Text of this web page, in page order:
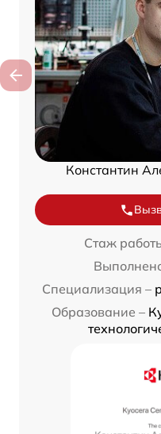
Константин
Стаж
Специализация –
Образование –